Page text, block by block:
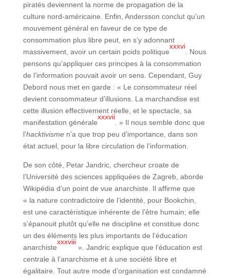
piratés deviennent la norme de propagation de la
culture nord-américaine. Enfin, Andersson conclut qu’un
mouvement général en faveur de ce type de
consommation plus libre peut, en s’y adonnant
massivement, avoir un certain poids politique
xxxvi
. Nous
pensons qu’appliquer ces principes à la consommation
de l’information pouvait avoir un sens. Cependant, Guy
Debord nous met en garde : « Le consommateur réel
devient consommateur d’illusions. La marchandise est
cette illusion effectivement réelle, et le spectacle, sa
manifestation générale
xxxvii
. » Il nous semble donc que
l’hacktivismen’a que trop peu d’importance, dans son
état actuel, pour la libre circulation de l’information.
De son côté, Petar Jandric, chercheur croate de
l’Université des sciences appliquées de Zagreb, aborde
Wikipédia d’un point de vue anarchiste. Il affirme que
« la nature contradictoire de l’identité, pour Bookchin,
est une caractéristique inhérente de l’être humain; elle
s’épanouit plutôt qu’elle ne discipline et constitue donc
un des éléments les plus importants de l’éducation
anarchiste
xxxviii
». Jandric explique que l’éducation est
centrale à l’anarchisme et à une société libre et
égalitaire. Tout autre mode d’organisation est condamné